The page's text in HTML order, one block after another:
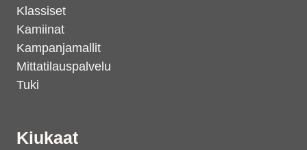
Klassiset
Kamiinat
Kampanjamallit
Mittatilauspalvelu
Tuki
Kiukaat